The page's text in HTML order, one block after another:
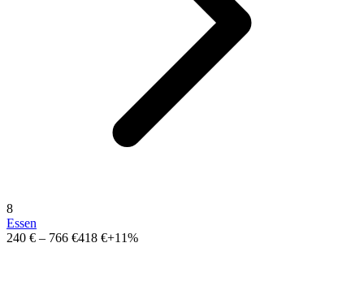
8
Essen
240 € – 766 €418 €+11%